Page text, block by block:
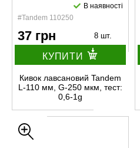
#Tandem 110250
В наявності
37 грн 8 шт.
КУПИТИ
Кивок лавсановий Tandem
L-110 мм, G-250 мкм, тест:
0,6-1g